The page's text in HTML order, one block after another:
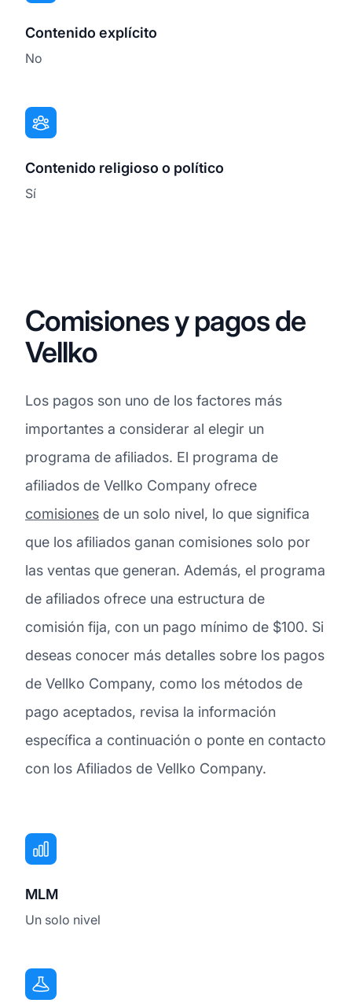
Contenido explícito
No
Contenido religioso o político
Sí
Comisiones y pagos de
Vellko
Los pagos son uno de los factores más
importantes a considerar al elegir un
programa de afiliados. El programa de
afiliados de Vellko Company ofrece
comisiones de un solo nivel, lo que significa
que los afiliados ganan comisiones solo por
las ventas que generan. Además, el programa
de afiliados ofrece una estructura de
comisión fija, con un pago mínimo de $100. Si
deseas conocer más detalles sobre los pagos
de Vellko Company, como los métodos de
pago aceptados, revisa la información
específica a continuación o ponte en contacto
con los Afiliados de Vellko Company.
MLM
Un solo nivel